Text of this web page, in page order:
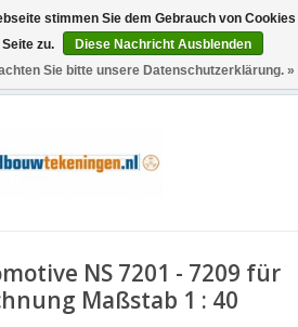
0 Artikel - €0,00
NS 7201 - 7209 für
Maßstab 1 : 40
stimmen Sie dem Gebrauch von Cookies
zu.
Diese Nachricht Ausblenden
Sie bitte unsere Datenschutzerklärung. »